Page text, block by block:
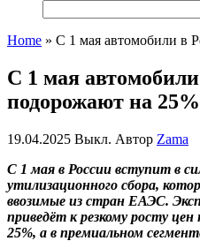
Home » C 1 мая автомобили в
C 1 мая
подорожают на 25%
19.04.2025 Выкл. Автор Zama
С 1 мая в России вступит в
утилизационного сбора,
ввозимые из стран ЕАЭС.
приведёт к резкому росту
25%, а в премиальном